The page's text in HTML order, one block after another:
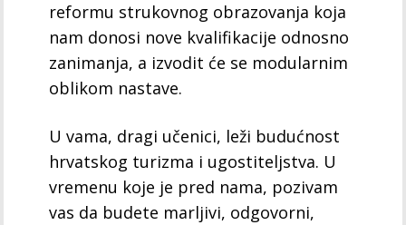
reformu strukovnog obrazovanja koja
nam donosi nove kvalifikacije odnosno
zanimanja, a izvodit će se modularnim
oblikom nastave.
U vama, dragi učenici, leži budućnost
hrvatskog turizma i ugostiteljstva. U
vremenu koje je pred nama, pozivam
vas da budete marljivi, odgovorni,